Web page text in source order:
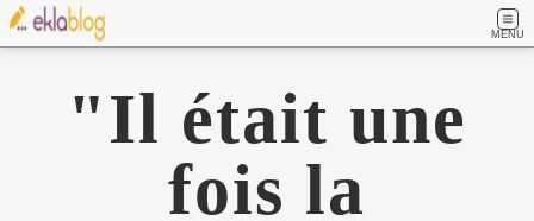
MENU
"Il était une
fois la